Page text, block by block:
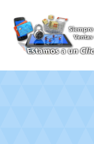
Ir
a
la
navegación
Ir
al
contenido
Inicio